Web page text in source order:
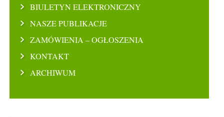
BIULETYN ELEKTRONICZNY
NASZE PUBLIKACJE
ZAMÓWIENIA – OGŁOSZENIA
KONTAKT
ARCHIWUM